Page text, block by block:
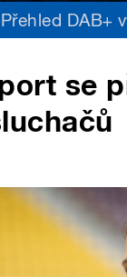
Přehled DAB+
se